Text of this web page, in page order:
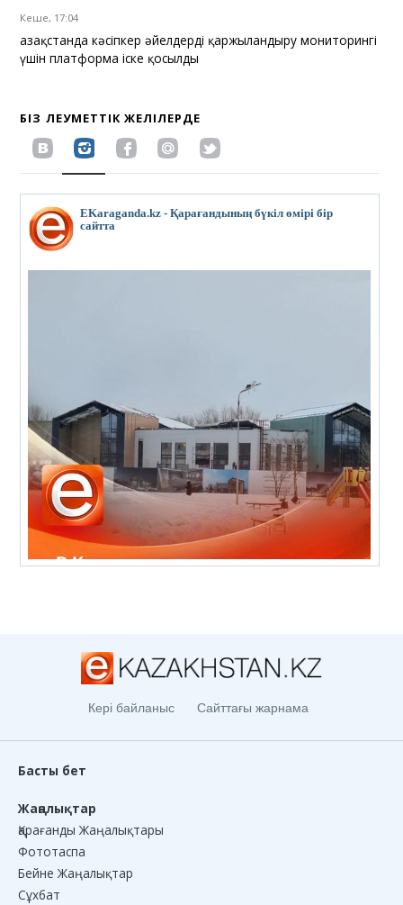
Кеше, 17:04
Қазақстанда кәсіпкер әйелдерді қаржыландыру мониторингі
үшін платформа іске қосылды
БІЗ ӘЛЕУМЕТТІК ЖЕЛІЛЕРДЕ
EKaraganda.kz - Қарағандының бүкіл өмірі бір
сайтта
Кері байланыс Сайттағы жарнама
Басты бет
Жаңалықтар
Қарағанды Жаңалықтары
Фототаспа
Бейне Жаңалықтар
Сұхбат